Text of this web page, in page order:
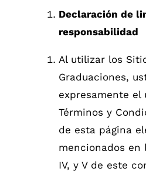
Declaración de
responsabilidad
Al utilizar los
Graduaciones,
expresamente el
Términos y
de esta página
mencionados en
IV, y V de este